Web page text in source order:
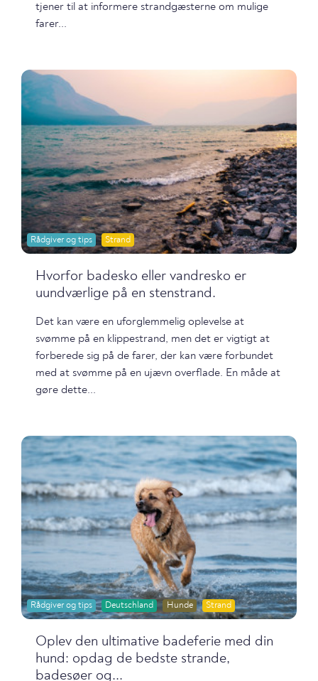
tjener til at informere strandgæsterne om mulige
farer...
Rådgiver og tips Strand
Hvorfor badesko eller vandresko er
uundværlige på en stenstrand.
Det kan være en uforglemmelig oplevelse at
svømme på en klippestrand, men det er vigtigt at
forberede sig på de farer, der kan være forbundet
med at svømme på en ujævn overflade. En måde at
gøre dette...
Rådgiver og tips Deutschland Hunde Strand
Oplev den ultimative badeferie med din
hund: opdag de bedste strande,
badesøer og...